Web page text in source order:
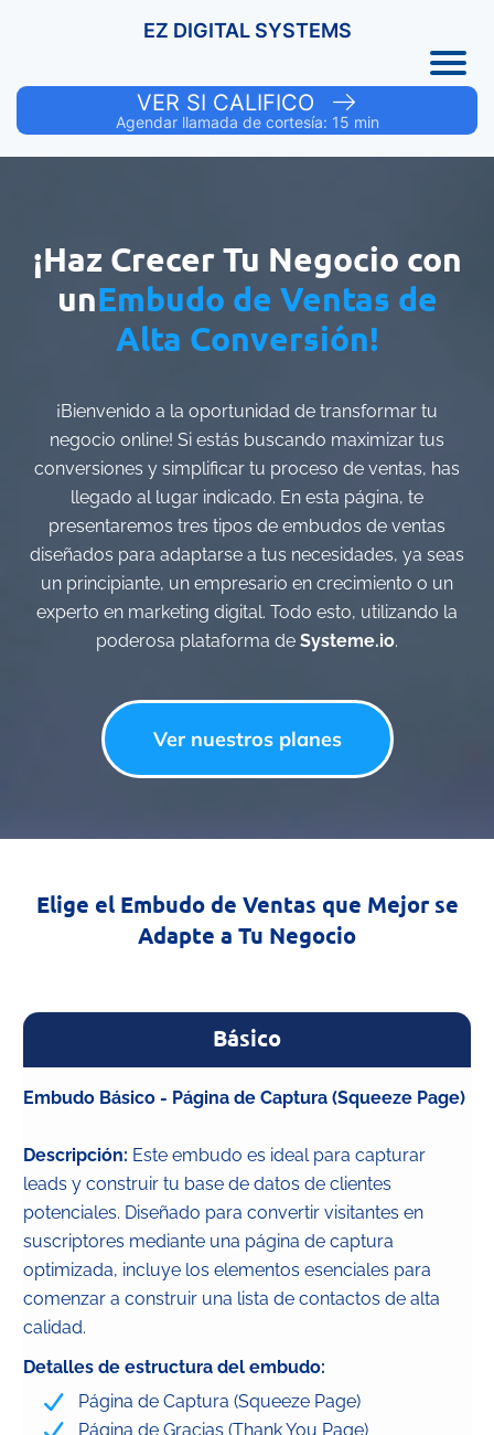
EZ DIGITAL SYSTEMS
VER SI CALIFICO
Agendar llamada de cortesía: 15 min
¡Haz Crecer Tu Negocio con
unEmbudo de Ventas de
Alta Conversión!
¡Bienvenido a la oportunidad de transformar tu
negocio online! Si estás buscando maximizar tus
conversiones y simplificar tu proceso de ventas, has
llegado al lugar indicado. En esta página, te
presentaremos tres tipos de embudos de ventas
diseñados para adaptarse a tus necesidades, ya seas
un principiante, un empresario en crecimiento o un
experto en marketing digital. Todo esto, utilizando la
poderosa plataforma de Systeme.io.
Ver nuestros planes
Elige el Embudo de Ventas que Mejor se
Adapte a Tu Negocio
Básico
Embudo Básico - Página de Captura (Squeeze Page)
Descripción: Este embudo es ideal para capturar
leads y construir tu base de datos de clientes
potenciales. Diseñado para convertir visitantes en
suscriptores mediante una página de captura
optimizada, incluye los elementos esenciales para
comenzar a construir una lista de contactos de alta
calidad.
Detalles de estructura del embudo:
Página de Captura (Squeeze Page)
Página de Gracias (Thank You Page)